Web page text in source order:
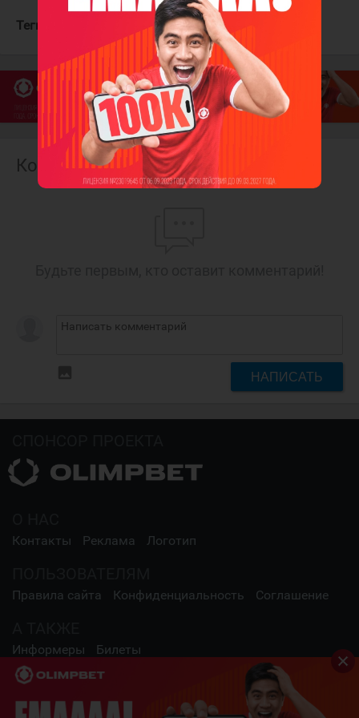
Теги: Тампа-Бэй Лайтнинг
Комментарии
НАПИСАТЬ
Контакты Реклама Логотип
Правила сайта Конфиденциальность Соглашение
Информеры Билеты
СОЦИАЛЬНЫЕ СЕТИ